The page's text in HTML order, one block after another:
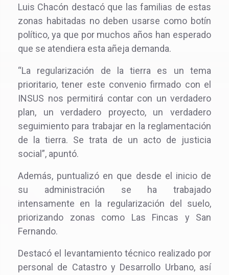
Luis Chacón destacó que las familias de estas
zonas habitadas no deben usarse como botín
político, ya que por muchos años han esperado
que se atendiera esta añeja demanda.
“La regularización de la tierra es un tema
prioritario, tener este convenio firmado con el
INSUS nos permitirá contar con un verdadero
plan, un verdadero proyecto, un verdadero
seguimiento para trabajar en la reglamentación
de la tierra. Se trata de un acto de justicia
social”, apuntó.
Además, puntualizó en que desde el inicio de
su administración se ha trabajado
intensamente en la regularización del suelo,
priorizando zonas como Las Fincas y San
Fernando.
Destacó el levantamiento técnico realizado por
personal de Catastro y Desarrollo Urbano, así